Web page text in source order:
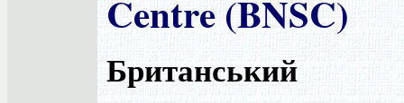
Centre (BNSC)
Британський